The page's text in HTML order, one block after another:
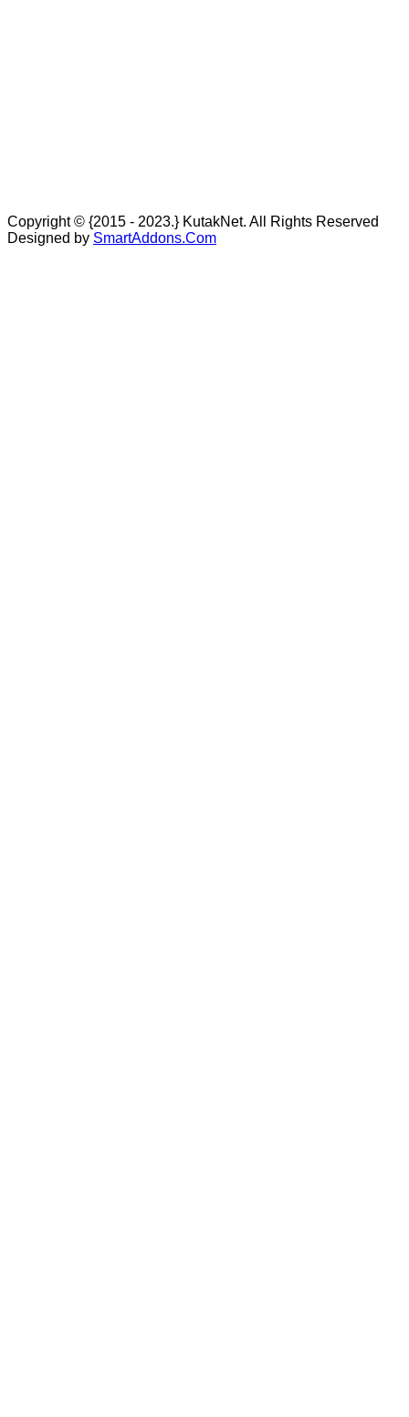
Copyright © {2015 - 2023.} KutakNet. All Rights Reserved
Designed by SmartAddons.Com